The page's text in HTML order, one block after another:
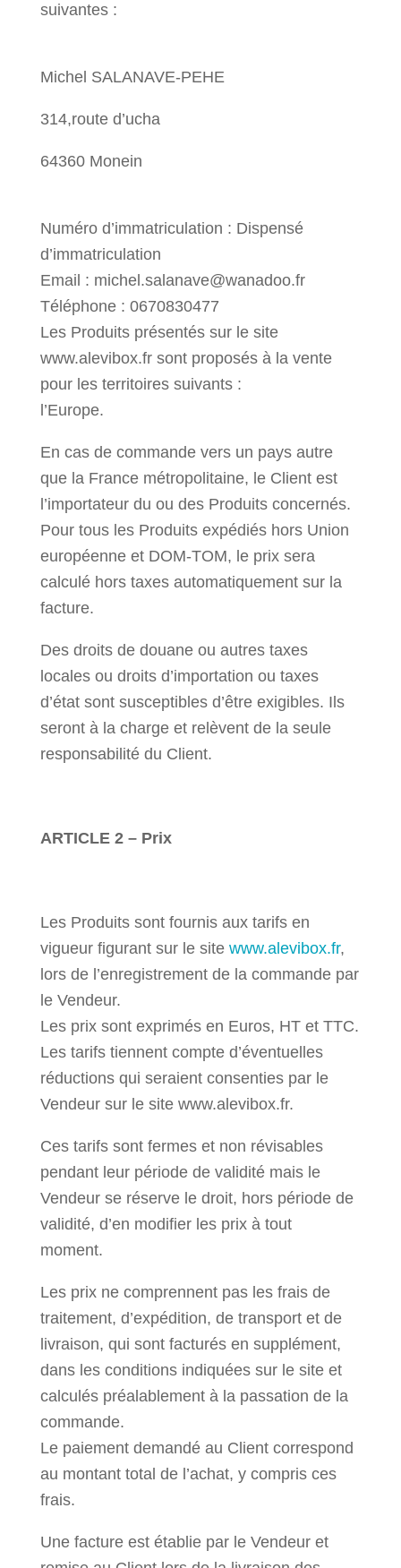
suivantes :
Michel SALANAVE-PEHE
314,route d’ucha
64360 Monein
Numéro d’immatriculation : Dispensé
d’immatriculation
Email : michel.salanave@wanadoo.fr
Téléphone : 0670830477
Les Produits présentés sur le site
www.alevibox.fr sont proposés à la vente
pour les territoires suivants :
l’Europe.
En cas de commande vers un pays autre
que la France métropolitaine, le Client est
l’importateur du ou des Produits concernés.
Pour tous les Produits expédiés hors Union
européenne et DOM-TOM, le prix sera
calculé hors taxes automatiquement sur la
facture.
Des droits de douane ou autres taxes
locales ou droits d’importation ou taxes
d’état sont susceptibles d’être exigibles. Ils
seront à la charge et relèvent de la seule
responsabilité du Client.
ARTICLE 2 – Prix
Les Produits sont fournis aux tarifs en
vigueur figurant sur le site www.alevibox.fr,
lors de l’enregistrement de la commande par
le Vendeur.
Les prix sont exprimés en Euros, HT et TTC.
Les tarifs tiennent compte d’éventuelles
réductions qui seraient consenties par le
Vendeur sur le site www.alevibox.fr.
Ces tarifs sont fermes et non révisables
pendant leur période de validité mais le
Vendeur se réserve le droit, hors période de
validité, d’en modifier les prix à tout
moment.
Les prix ne comprennent pas les frais de
traitement, d’expédition, de transport et de
livraison, qui sont facturés en supplément,
dans les conditions indiquées sur le site et
calculés préalablement à la passation de la
commande.
Le paiement demandé au Client correspond
au montant total de l’achat, y compris ces
frais.
Une facture est établie par le Vendeur et